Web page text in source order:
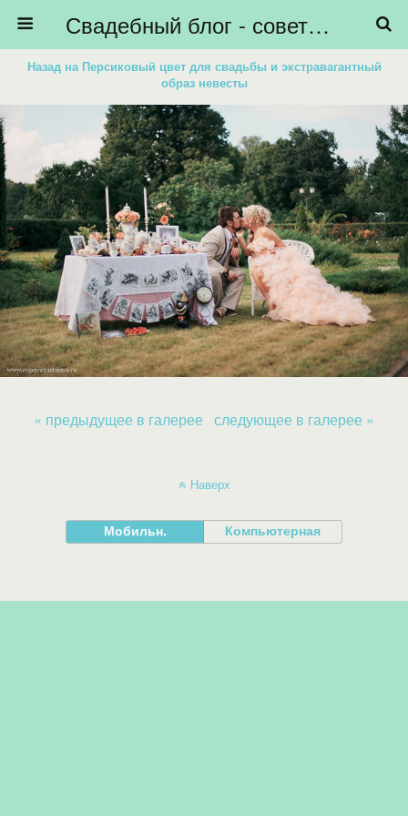
Свадебный блог - советы невестам, подготовка к свадьбе - HiBride
Назад на Персиковый цвет для свадьбы и экстравагантный
образ невесты
« предыдущее в галерее следующее в галерее »
Наверх
Мобильн. Компьютерная